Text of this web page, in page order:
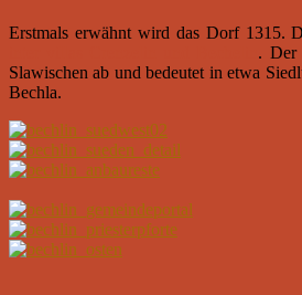
Erstmals erwähnt wird das Dorf 1315.
. Der
Slawischen ab und bedeutet in etwa
Bechla.